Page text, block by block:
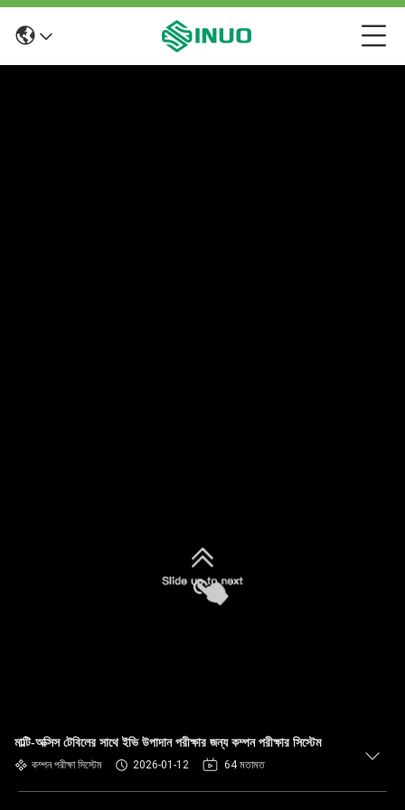
মাল্টি-অক্সিস টেবিলের সাথে ইভি উপাদান পরীক্ষার জন্য কম্পন পরীক্ষার সিস্টেম
কম্পন পরীক্ষা সিস্টেম 2026-01-12 64 মতামত